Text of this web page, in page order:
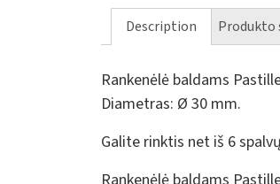
Description Produkto
Rankenėlė baldams
Diametras: Ø 30 mm.
Galite rinktis net iš 6